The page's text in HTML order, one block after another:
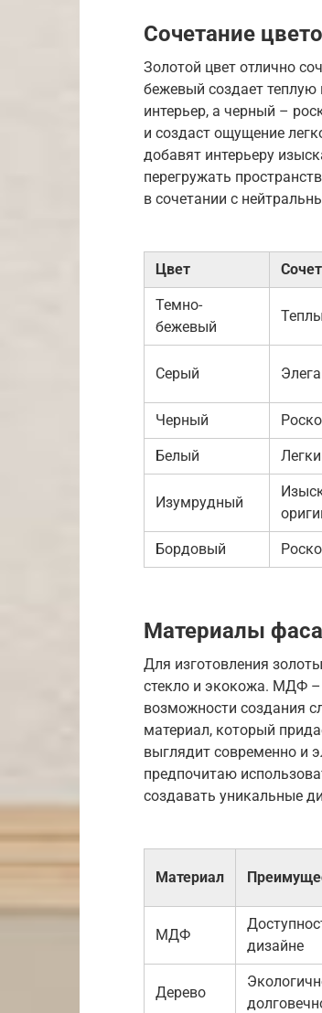
Сочетание
Золотой цвет отлично
бежевый создает
интерьер, а черный –
и создаст ощущение
добавят интерьеру
перегружать
в сочетании с
Цвет
Темно-
бежевый
Серый
Черный
Белый
Изумрудный
Бордовый
Материалы
Для изготовления
стекло и экокожа. МДФ –
возможности создания
материал, который
выглядит современно и
предпочитаю
создавать уникальные
Материал
МДФ
дизайне
Дерево